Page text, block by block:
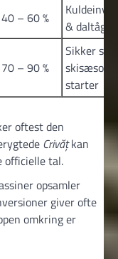
40 – 60 %
& dal­tåge
70 – 90 %
Sikker sne,
skisæson
starter
oftest den
Crivățkan
officielle tal.
opsamler
giver ofte
omkring er